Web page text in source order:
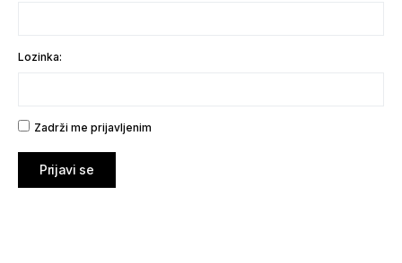
Lozinka:
Zadrži me prijavljenim
Prijavi se